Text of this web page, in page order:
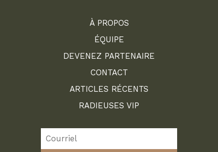
À PROPOS
ÉQUIPE
DEVENEZ PARTENAIRE
CONTACT
ARTICLES RÉCENTS
RADIEUSES VIP